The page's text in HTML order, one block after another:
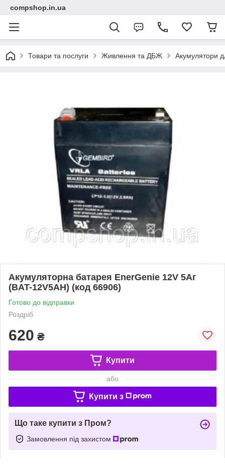
compshop.in.ua
Товари та послуги Живлення та ДБЖ Акумулятори
Акумуляторна батарея EnerGenie 12V 5Aг
(BAT-12V5AH) (код 66906)
Готово до відправки
Роздріб
620 ₴
Купити
або
Купити з
Що таке купити з Пром?
Замовлення під захистом